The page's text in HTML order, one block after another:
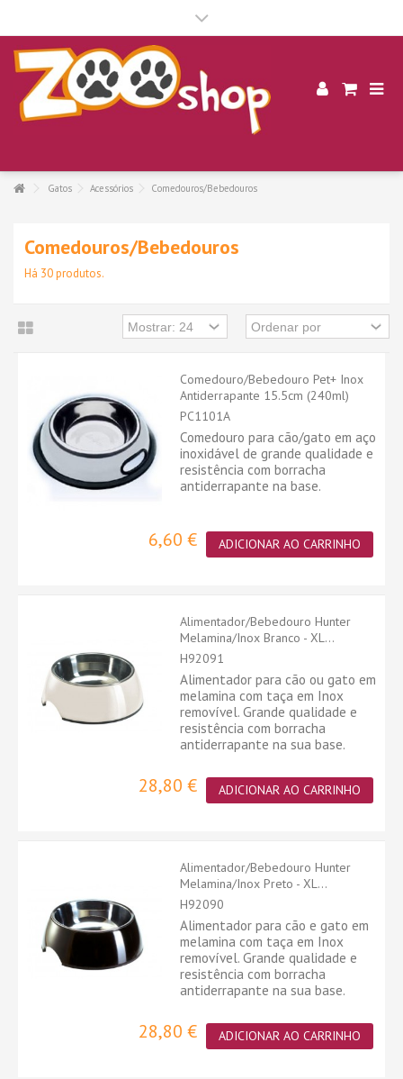
Gatos Acessórios Comedouros/Bebedouros
Comedouros/Bebedouros
Há 30 produtos.
Comedouro/Bebedouro Pet+ Inox
Antiderrapante 15.5cm (240ml)
PC1101A
Comedouro para cão/gato em aço
inoxidável de grande qualidade e
resistência com borracha
antiderrapante na base.
6,60 € ADICIONAR AO CARRINHO
Alimentador/Bebedouro Hunter
Melamina/Inox Branco - XL...
H92091
Alimentador para cão ou gato em
melamina com taça em Inox
removível. Grande qualidade e
resistência com borracha
antiderrapante na sua base.
28,80 € ADICIONAR AO CARRINHO
Alimentador/Bebedouro Hunter
Melamina/Inox Preto - XL...
H92090
Alimentador para cão e gato em
melamina com taça em Inox
removível. Grande qualidade e
resistência com borracha
antiderrapante na sua base.
28,80 € ADICIONAR AO CARRINHO